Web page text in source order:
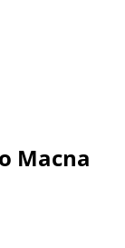
Macna